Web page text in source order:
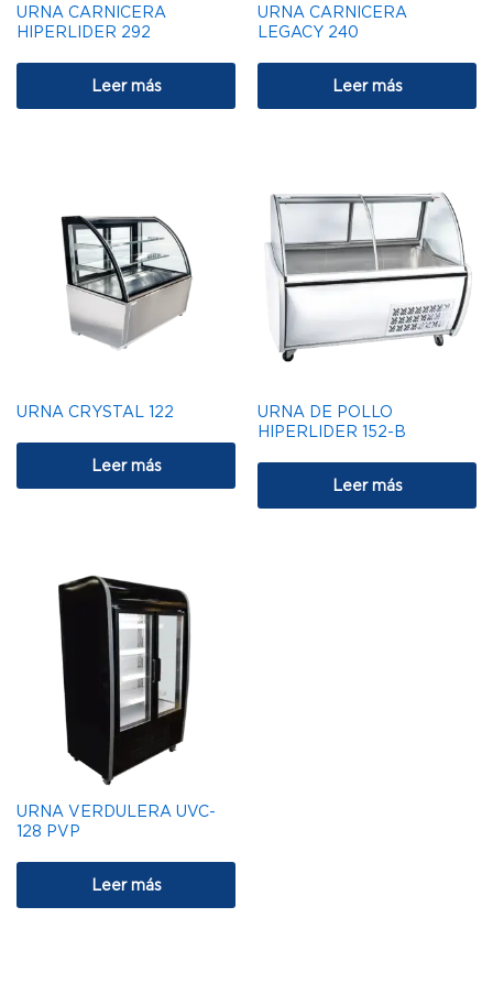
URNA CARNICERA
HIPERLIDER 292
Leer más
URNA CARNICERA
LEGACY 240
Leer más
URNA CRYSTAL 122
Leer más
URNA DE POLLO
HIPERLIDER 152-B
Leer más
URNA VERDULERA UVC-
128 PVP
Leer más